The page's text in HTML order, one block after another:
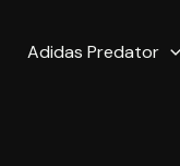
Adidas Predator